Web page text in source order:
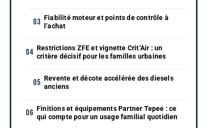
Fiabilité moteur et points de contrôle à
l’achat
Restrictions ZFE et vignette Crit’Air : un
critère décisif pour les familles urbaines
Revente et décote accélérée des diesels
anciens
Finitions et équipements Partner Tepee : ce
qui compte pour un usage familial quotidien